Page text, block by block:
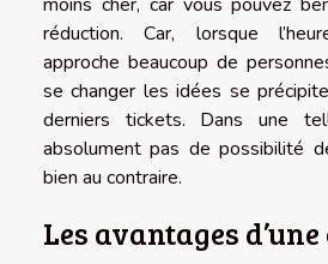
réduction. Car, lorsque
approche beaucoup de
se changer les idées se
derniers tickets. Dans une
absolument pas de possibilité
bien au contraire.
Les avantages